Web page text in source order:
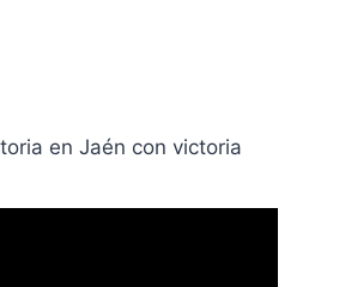
en Jaén con victoria